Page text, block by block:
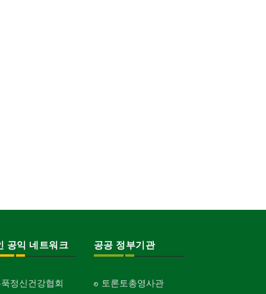
공익 네트워크
정신건강협회
공공 정부기관
토론토총영사관